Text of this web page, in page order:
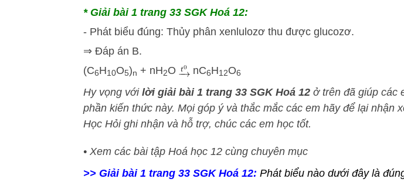
* Giải bài 1 trang 33 SGK Hoá 12:
- Phát biểu đúng: Thủy phân xenlulozơ thu được glucozơ.
⇒ Đáp án B.
(C6H10O5)n + nH2O nC6H12O6
Hy vọng với lời giải bài 1 trang 33 SGK Hoá 12 ở trên đã giúp các
phần kiến thức này. Mọi góp ý và thắc mắc các em hãy để lại nhận
Học Hỏighi nhận và hỗ trợ, chúc các em học tốt.
• Xem các bài tập Hoá học 12 cùng chuyên mục
>> Giải bài 1 trang 33 SGK Hoá 12: Phát biểu nào dưới đây là